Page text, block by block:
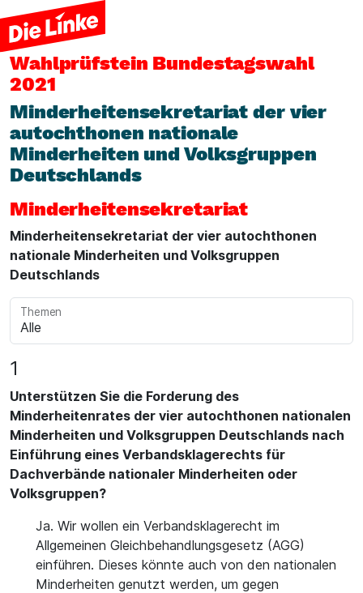
Wahlprüfstein Bundestagswahl
2021
Minderheitensekretariat der vier
autochthonen nationale
Minderheiten und Volksgruppen
Deutschlands
Minderheitensekretariat
Minderheitensekretariat der vier autochthonen
nationale Minderheiten und Volksgruppen
Deutschlands
Themen
1
Unterstützen Sie die Forderung des
Minderheitenrates der vier autochthonen nationalen
Minderheiten und Volksgruppen Deutschlands nach
Einführung eines Verbandsklagerechts für
Dachverbände nationaler Minderheiten oder
Volksgruppen?
Ja. Wir wollen ein Verbandsklagerecht im
Allgemeinen Gleichbehandlungsgesetz (AGG)
einführen. Dieses könnte auch von den nationalen
Minderheiten genutzt werden, um gegen